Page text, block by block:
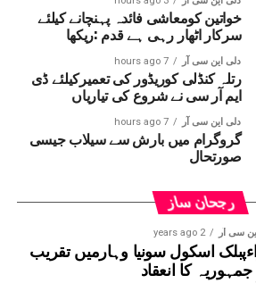
،پھولو اور نشٹھا سمیت دیگر
عائد کرتے ہوئے کہا کہ ان کی مارچ
کے تقریباً 42؍ ہزار روپے اور فی الحال کی جانے والی
11؍ دنوں کی مزدوری کے 56؍ ہزار روپے پروجیکٹ
کئے ۔خواتین مزدوروں کا کہنا
مانگنے پر ان کے ساتھ
گالیاں دی گئیں ۔پولیس نے
اس کے ساتھیوں کے خلاف ملنے
پر معاملہ درج کرکے جانچ
خواتین کومعاشی فائدہ پہنچانے کیلئے
سرکار اٹھار رہی ہے قدم :ریکھا
دلی این سی آر 7 hours ago
رتلہ کنڈلی کوریڈور کی تعمیرکیلئے ڈی
ایم آر سی نے شروع کی تیاریاں
دلی این سی آر 7 hours ago
گروگرام میں بارش سے سیلاب جیسی
صورتحال
رجحان ساز
سی آر 2 years ago
اسکول سونیا وہارمیں تقریب
کا انعقاد